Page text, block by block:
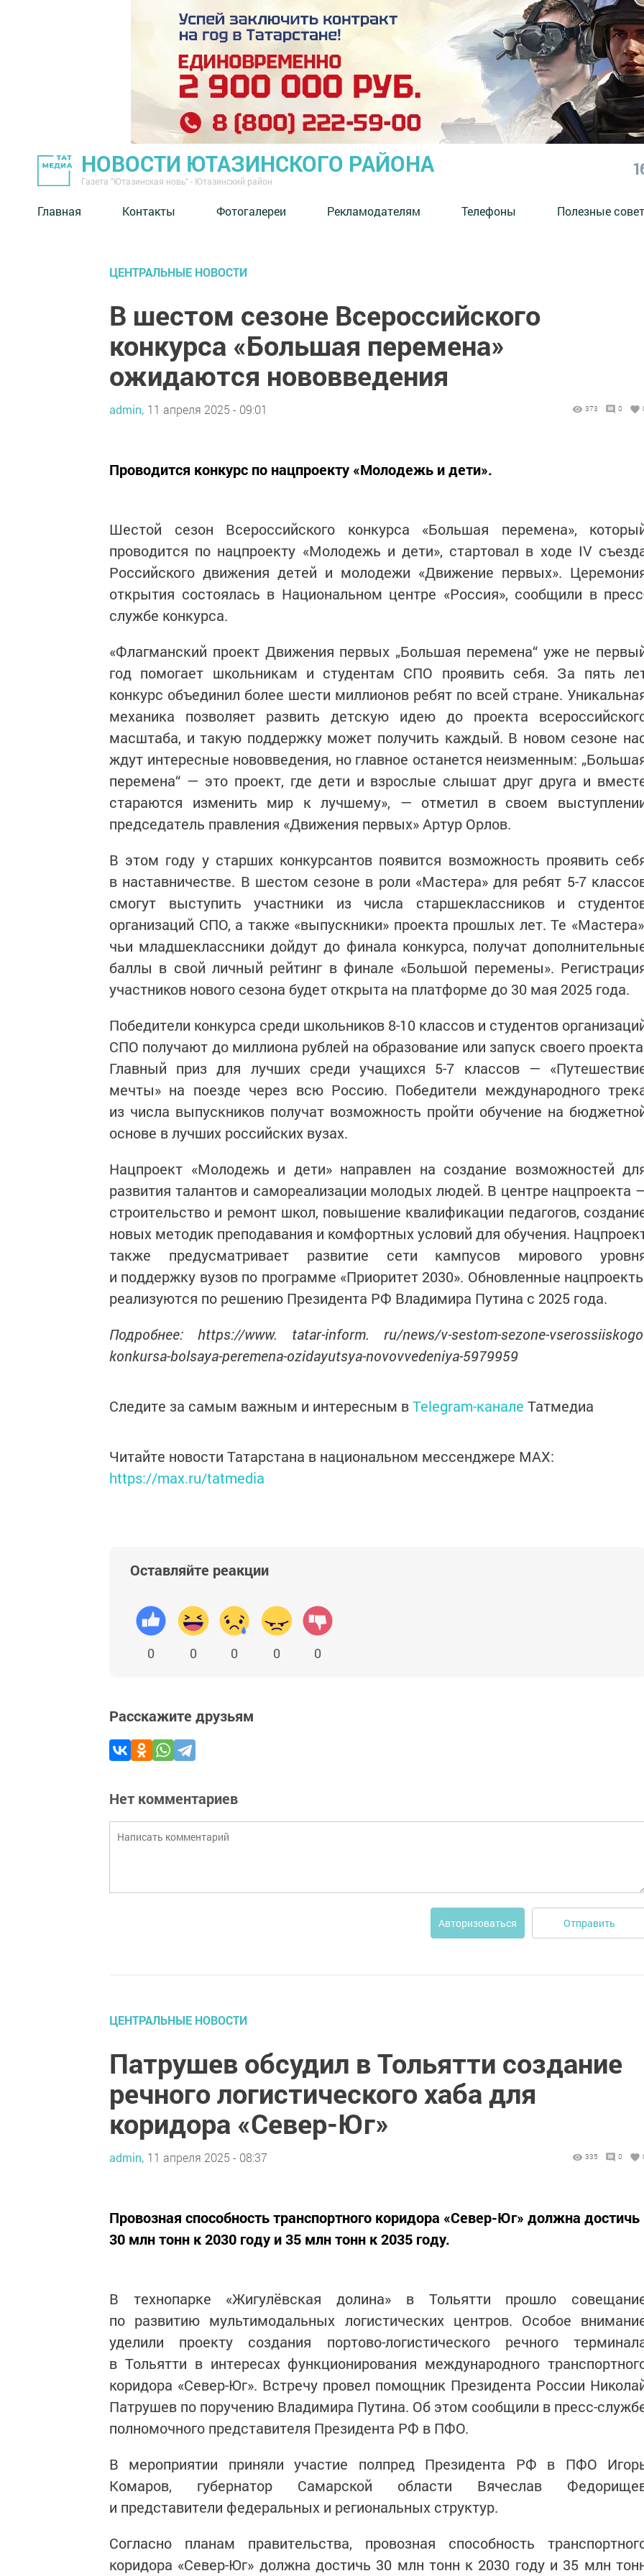
НОВОСТИ ЮТАЗИНСКОГО РАЙОНА
Газета "Ютазинская новь" - Ютазинский район
Главная Контакты Фотогалереи Рекламодателям Телефоны Полезные
ЦЕНТРАЛЬНЫЕ НОВОСТИ
В шестом сезоне Всероссийского
конкурса «Большая перемена»
ожидаются нововведения
admin, 11 апреля 2025 - 09:01 373 0
Проводится конкурс по нацпроекту «Молодежь и дети».
Шестой сезон Всероссийского конкурса «Большая перемена»,
проводится по нацпроекту «Молодежь и дети», стартовал в ходе IV
Российского движения детей и молодежи «Движение первых».
открытия состоялась в Национальном центре «Россия», сообщили в
службе конкурса.
«Флагманский проект Движения первых „Большая перемена“ уже не
год помогает школьникам и студентам СПО проявить себя. За пять
конкурс объединил более шести миллионов ребят по всей стране.
механика позволяет развить детскую идею до проекта
масштаба, и такую поддержку может получить каждый. В новом сезоне
ждут интересные нововведения, но главное останется неизменным:
перемена“ — это проект, где дети и взрослые слышат друг друга и
стараются изменить мир к лучшему», — отметил в своем
председатель правления «Движения первых» Артур Орлов.
В этом году у старших конкурсантов появится возможность проявить
в наставничестве. В шестом сезоне в роли «Мастера» для ребят 5-7
смогут выступить участники из числа старшеклассников и
организаций СПО, а также «выпускники» проекта прошлых лет. Те
чьи младшеклассники дойдут до финала конкурса, получат
баллы в свой личный рейтинг в финале «Большой перемены».
участников нового сезона будет открыта на платформе до 30 мая 2025 года.
Победители конкурса среди школьников 8-10 классов и студентов
СПО получают до миллиона рублей на образование или запуск своего
Главный приз для лучших среди учащихся 5-7 классов —
мечты» на поезде через всю Россию. Победители международного
из числа выпускников получат возможность пройти обучение на
основе в лучших российских вузах.
Нацпроект «Молодежь и дети» направлен на создание возможностей
развития талантов и самореализации молодых людей. В центре нацпроекта
строительство и ремонт школ, повышение квалификации педагогов,
новых методик преподавания и комфортных условий для обучения.
также предусматривает развитие сети кампусов мирового
и поддержку вузов по программе «Приоритет 2030». Обновленные
реализуются по решению Президента РФ Владимира Путина с 2025 года.
Подробнее: https://www. tatar-inform. ru/news/v-sestom-sezone-
konkursa-bolsaya-peremena-ozidayutsya-novovvedeniya-5979959
Следите за самым важным и интересным вTelegram-канале Татмедиа
Читайте новости Татарстана в национальном мессенджере MАХ:
https://max.ru/tatmedia
Оставляйте реакции
0 0 0 0 0
Расскажите друзьям
Нет комментариев
Авторизоваться Отправить
ЦЕНТРАЛЬНЫЕ НОВОСТИ
Патрушев обсудил в Тольятти создание
речного логистического хаба для
коридора «Север-Юг»
admin, 11 апреля 2025 - 08:37 335 0
Провозная способность транспортного коридора «Север-Юг» должна достичь
30 млн тонн к 2030 году и 35 млн тонн к 2035 году.
В технопарке «Жигулёвская долина» в Тольятти прошло
по развитию мультимодальных логистических центров. Особое
уделили проекту создания портово-логистического речного
в Тольятти в интересах функционирования международного
коридора «Север-Юг». Встречу провел помощник Президента России
Патрушев по поручению Владимира Путина. Об этом сообщили в пресс-
полномочного представителя Президента РФ в ПФО.
В мероприятии приняли участие полпред Президента РФ в ПФО
Комаров, губернатор Самарской области Вячеслав
и представители федеральных и региональных структур.
Согласно планам правительства, провозная способность
коридора «Север-Юг» должна достичь 30 млн тонн к 2030 году и 35 млн